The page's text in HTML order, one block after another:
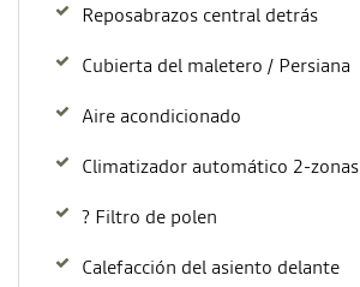
Reposabrazos central detrás
Cubierta del maletero / Persiana
Aire acondicionado
Climatizador automático 2-zonas
? Filtro de polen
Calefacción del asiento delante